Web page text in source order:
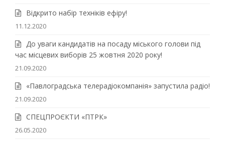
Відкрито набір техніків ефіру!
11.12.2020
До уваги кандидатів на посаду міського голови під
час місцевих виборів 25 жовтня 2020 року!
21.09.2020
«Павлоградська телерадіокомпанія» запустила радіо!
21.09.2020
СПЕЦПРОЄКТИ «ПТРК»
26.05.2020